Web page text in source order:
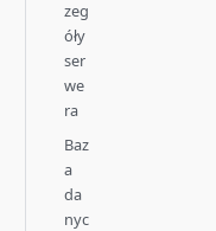
zeg
óły
ser
we
ra
Baz
a
da
nyc